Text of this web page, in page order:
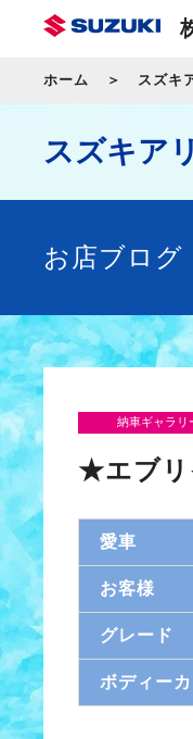
ホーム スズキ
スズキア
お店ブログ
納車ギャラリ
★エブ
愛車
お客様
グレード
ボディー